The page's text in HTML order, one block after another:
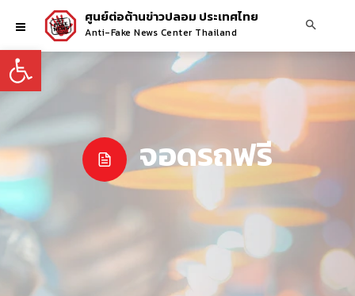
Open toolbar
ศูนย์ต่อต้านข่าวปลอม ประเทศไทย
Anti-Fake News Center Thailand
จอดรถฟรี